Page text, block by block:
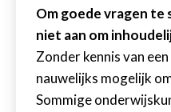
Om goede vragen te
niet aan om
Zonder kennis van
nauwelijks mogelijk
Sommige